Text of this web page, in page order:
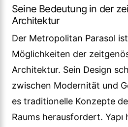
Seine Bedeutung in der
Architektur
Der Metropolitan Parasol
Möglichkeiten der
Architektur. Sein Design
zwischen Modernität und
es traditionelle Konzepte
Raums herausfordert.